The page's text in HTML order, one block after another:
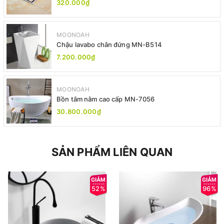
320.000₫
MOONOAH
Chậu lavabo chân đứng MN-B514
7.200.000₫
MOONOAH
Bồn tắm nằm cao cấp MN-7056
30.800.000₫
SẢN PHẨM LIÊN QUAN
52% 96%